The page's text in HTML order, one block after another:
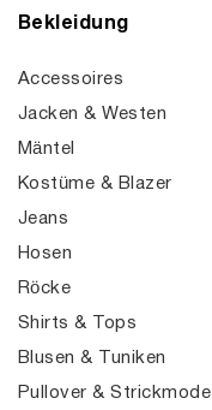
Bekleidung
Accessoires
Jacken & Westen
Mäntel
Kostüme & Blazer
Jeans
Hosen
Röcke
Shirts & Tops
Blusen & Tuniken
Pullover & Strickmode